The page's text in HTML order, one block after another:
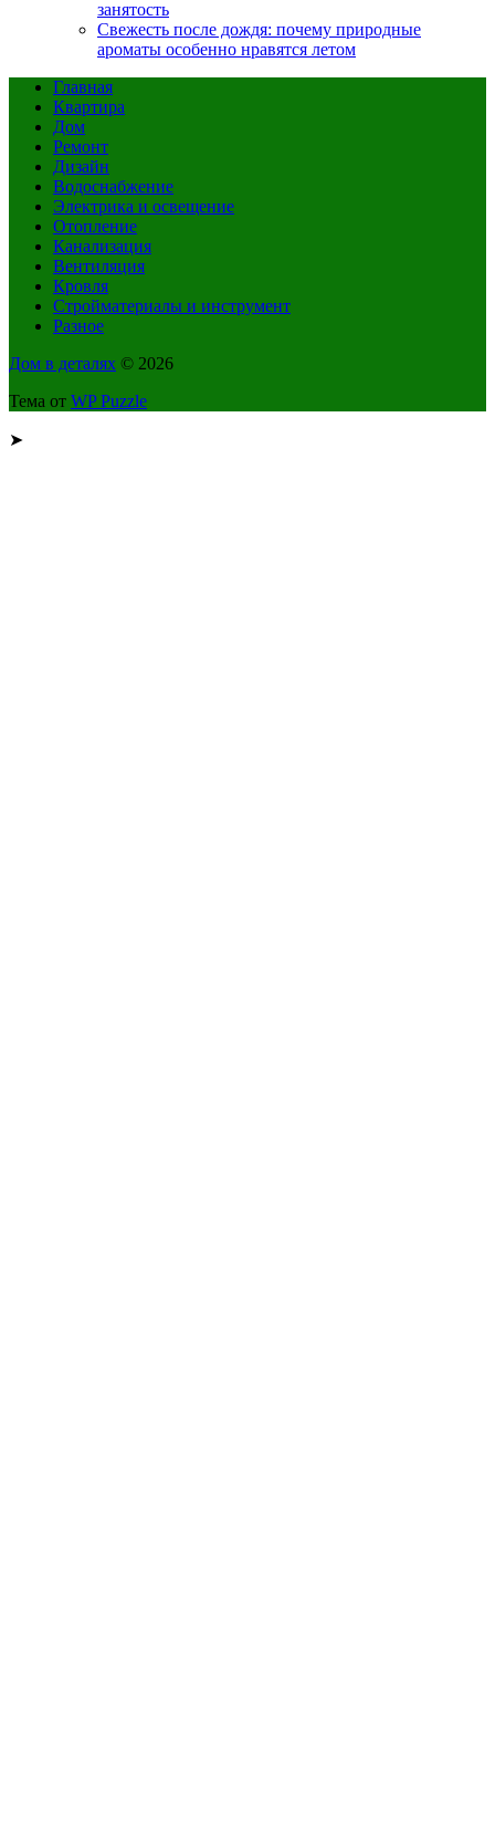
занятость
Свежесть после дождя: почему природные
ароматы особенно нравятся летом
Главная
Квартира
Дом
Ремонт
Дизайн
Водоснабжение
Электрика и освещение
Отопление
Канализация
Вентиляция
Кровля
Стройматериалы и инструмент
Разное
Дом в деталях © 2026
Тема от WP Puzzle
➤